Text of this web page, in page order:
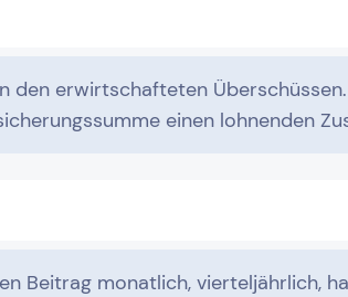
den erwirtschafteten
einen lohnenden
Beitrag monatlich, vierteljährlich,